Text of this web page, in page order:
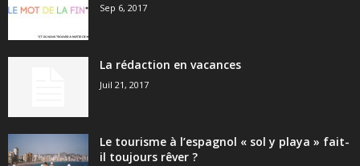
Sep 6, 2017
La rédaction en vacances
Juil 21, 2017
Le tourisme à l’espagnol « sol y playa » fait-
il toujours rêver ?